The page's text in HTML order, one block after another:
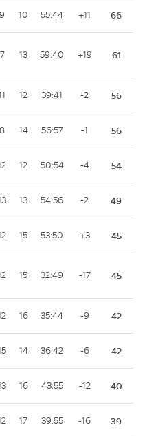
9 10 55:44 +11 66
7 13 59:40 +19 61
12 39:41 -2 56
8 14 56:57 -1 56
12 50:54 -4 54
13 54:56 -2 49
15 53:50 +3 45
15 32:49 -17 45
16 35:44 -9 42
14 36:42 -6 42
16 43:55 -12 40
17 39:55 -16 39